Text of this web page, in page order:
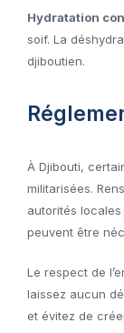
Hydratation
soif. La
djiboutien.
À Djibouti,
militarisées.
autorités
peuvent être
Le respect de
laissez aucun
et évitez de